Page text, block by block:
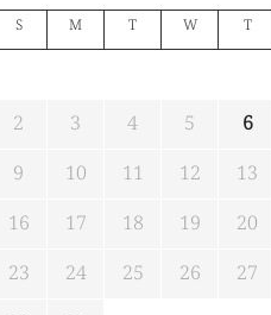
S M T W T
2
3 4 5 6
9
10 11 12 13
16
17 18 19 20
23
24 25 26 27